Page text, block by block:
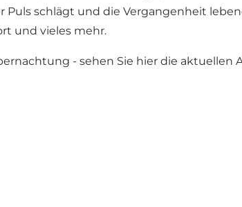
Puls schlägt und die Vergangenheit
und vieles mehr.
- sehen Sie hier die aktuellen